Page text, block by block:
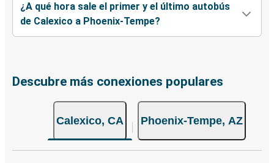
¿A qué hora sale el primer y el último autobús
de Calexico a Phoenix-Tempe?
Descubre más conexiones populares
Calexico, CA Phoenix-Tempe, AZ